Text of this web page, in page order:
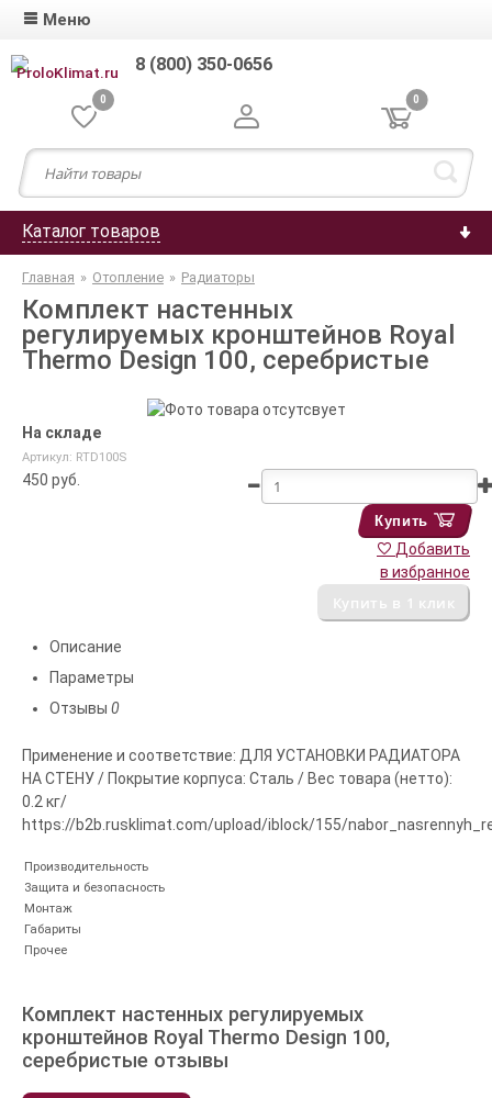
Меню
8 (800) 350-0656
0 0
Каталог товаров
Главная » Отопление » Радиаторы
Комплект настенных
регулируемых кронштейнов Royal
Thermo Design 100, серебристые
На складе
Артикул: RTD100S
450 руб.
Купить
Добавить
в избранное
Описание
Параметры
Отзывы 0
Применение и соответствие: ДЛЯ УСТАНОВКИ РАДИАТОРА
НА СТЕНУ / Покрытие корпуса: Сталь / Вес товара (нетто):
0.2 кг/
https://b2b.rusklimat.com/upload/iblock/155/
Производительность
Защита и безопасность
Монтаж
Габариты
Прочее
Комплект настенных регулируемых
кронштейнов Royal Thermo Design 100,
серебристые отзывы